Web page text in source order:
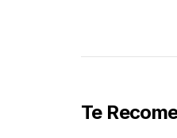
Te